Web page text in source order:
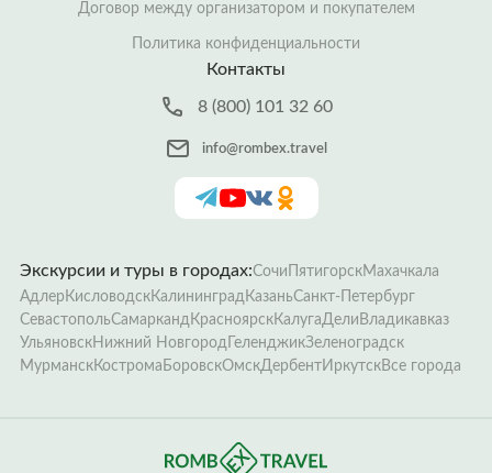
Договор между организатором и покупателем
Политика конфиденциальности
Контакты
8 (800) 101 32 60
info@rombex.travel
Экскурсии и туры в городах:Сочи ПятигорскМахачкала
Адлер КисловодскКалининградКазаньСанкт-Петербург
СевастопольСамаркандКрасноярскКалугаДели Владикавказ
УльяновскНижний НовгородГеленджикЗеленоградск
МурманскКострома БоровскОмскДербентИркутскВсе города